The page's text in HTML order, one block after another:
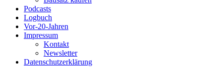
Podcasts
Logbuch
Vor-20-Jahren
Impressum
Kontakt
Newsletter
Datenschutzerklärung